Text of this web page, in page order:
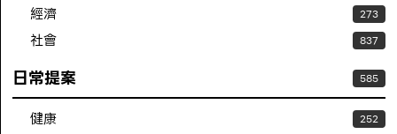
經濟 273
社會 837
日常提案 585
健康 252